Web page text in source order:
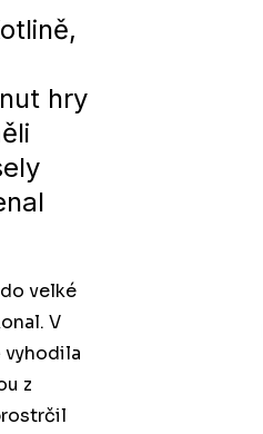
hry
velké
V
vyhodila
z